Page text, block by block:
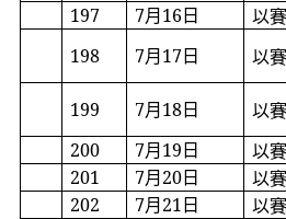
197
7月16日
以
198
7月17日 以
199 7月18日
以
200
7月19日
以
201
7月20日
以
202
7月21日
以